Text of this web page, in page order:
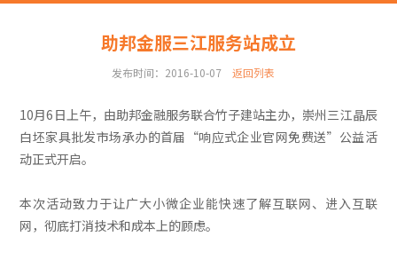
助邦金服三江服务站成立
发布时间：2016-10-07 返回列表
10月6日上午，由助邦金融服务联合竹子建站主办，崇州三江晶辰
白坯家具批发市场承办的首届“响应式企业官网免费送”公益活
动正式开启。
本次活动致力于让广大小微企业能快速了解互联网、进入互联
网，彻底打消技术和成本上的顾虑。